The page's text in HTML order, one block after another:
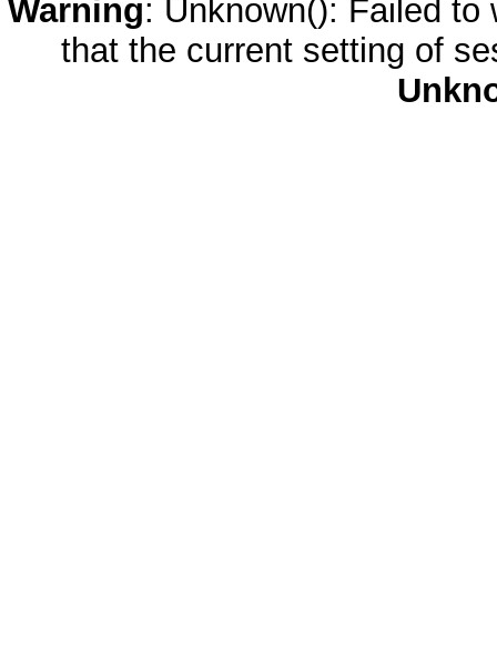
Warning: Unknown(): Failed
that the current setting of